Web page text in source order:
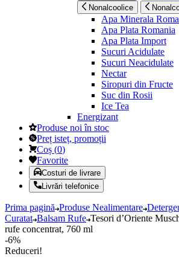
Nonalcoolice
Apa Minerala
Apa Plata Romania
Apa Plata Import
Sucuri Acidulate
Sucuri Neacidulate
Nectar
Siropuri din Fructe
Suc din Rosii
Ice Tea
Energizant
Produse noi în stoc
Preț isteț, promoții
Coș (0)
Favorite
Costuri de livrare
Livrări telefonice
Prima pagină Produse Nealimentare
Curatat Balsam Rufe Tesori d’Oriente
rufe concentrat, 760 ml
-6%
Reduceri!